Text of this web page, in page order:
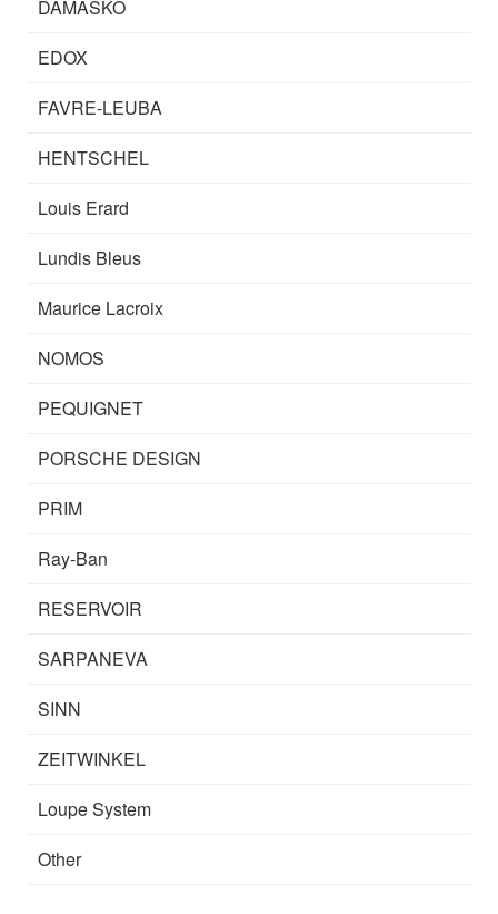
DAMASKO
EDOX
FAVRE-LEUBA
HENTSCHEL
Louis Erard
Lundis Bleus
Maurice Lacroix
NOMOS
PEQUIGNET
PORSCHE DESIGN
PRIM
Ray-Ban
RESERVOIR
SARPANEVA
SINN
ZEITWINKEL
Loupe System
Other